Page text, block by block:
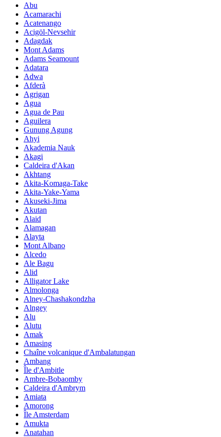
Abu
Acamarachi
Acatenango
Acigöl-Nevsehir
Adagdak
Mont Adams
Adams Seamount
Adatara
Adwa
Afderà
Agrigan
Agua
Agua de Pau
Aguilera
Gunung Agung
Ahyi
Akademia Nauk
Akagi
Caldeira d'Akan
Akhtang
Akita-Komaga-Take
Akita-Yake-Yama
Akuseki-Jima
Akutan
Alaid
Alamagan
Alayta
Mont Albano
Alcedo
Ale Bagu
Alid
Alligator Lake
Almolonga
Alney-Chashakondzha
Alngey
Alu
Alutu
Amak
Amasing
Chaîne volcanique d'Ambalatungan
Ambang
Île d'Ambitle
Ambre-Bobaomby
Caldeira d'Ambrym
Amiata
Amorong
Île Amsterdam
Amukta
Anatahan